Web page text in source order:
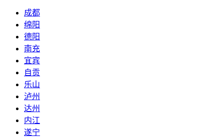
成都
绵阳
德阳
南充
宜宾
自贡
乐山
泸州
达州
内江
遂宁